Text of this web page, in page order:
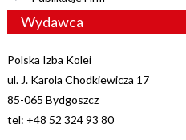
Wydawca
Polska Izba Kolei
ul. J. Karola Chodkiewicza 17
85-065 Bydgoszcz
tel: +48 52 324 93 80